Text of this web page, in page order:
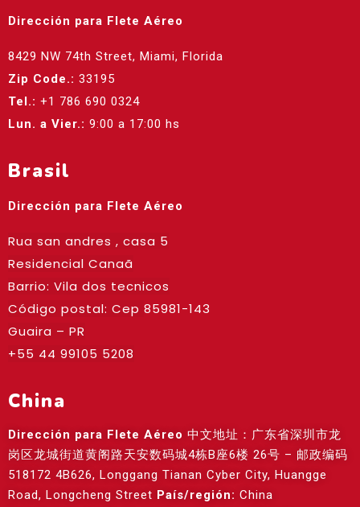
Dirección para Flete Aéreo
8429 NW 74th Street, Miami, Florida
Zip Code.: 33195
Tel.: +1 786 690 0324
Lun. a Vier.: 9:00 a 17:00 hs
Brasil
Dirección para Flete Aéreo
Rua san andres , casa 5
Residencial Canaã
Barrio: Vila dos tecnicos
Código postal: Cep 85981-143
Guaira – PR
+55 44 99105 5208
China
Dirección para Flete Aéreo 中文地址：广东省深圳市龙
岗区龙城街道黄阁路天安数码城4栋B座6楼 26号 – 邮政编码
518172 4B626, Longgang Tianan Cyber City, Huangge
Road, Longcheng Street País/región: China